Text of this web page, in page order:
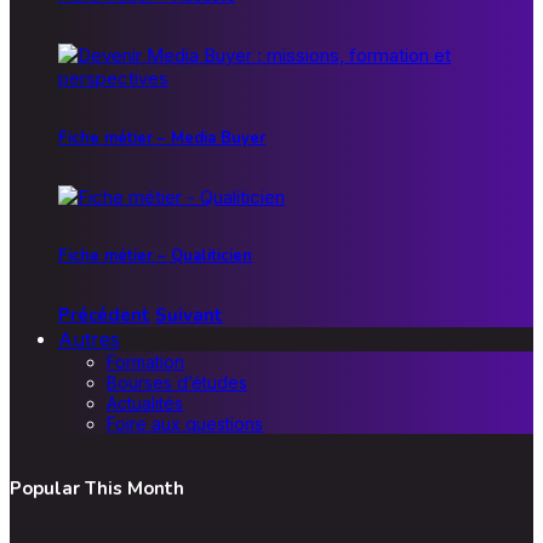
Fiche métier – Media Buyer
Fiche métier – Qualiticien
Précédent Suivant
Autres
Formation
Bourses d’études
Actualités
Foire aux questions
Popular This Month